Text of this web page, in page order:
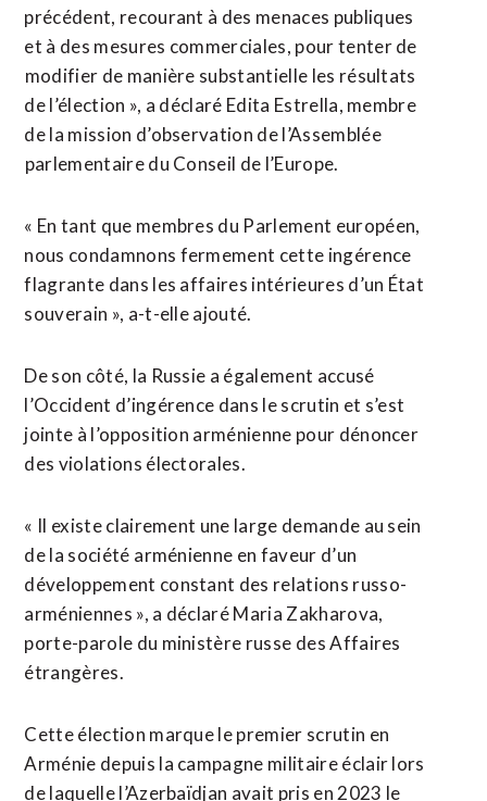
précédent, recourant à des menaces publiques
et à des mesures commerciales, pour tenter de
⁠modifier de manière substantielle les résultats
de l’élection », a déclaré Edita Estrella, membre
de la mission d’observation de l’Assemblée
⁠parlementaire du Conseil de l’Europe.
« En tant que membres du Parlement européen,
nous condamnons fermement cette ingérence
flagrante dans les affaires intérieures d’un État
souverain », a-t-elle ajouté.
De son côté, la Russie a également accusé
l’Occident d’ingérence dans le scrutin et s’est
jointe à l’opposition arménienne pour dénoncer
des violations électorales.
« Il existe clairement une large demande au sein
de la société ⁠arménienne ‌en faveur d’un
développement constant des relations russo-
arméniennes », a déclaré Maria Zakharova,
porte-parole du ministère russe ⁠des Affaires
étrangères.
Cette élection marque le premier scrutin en
Arménie depuis la campagne ​militaire éclair lors ​
de laquelle l’Azerbaïdjan avait pris en 2023 le